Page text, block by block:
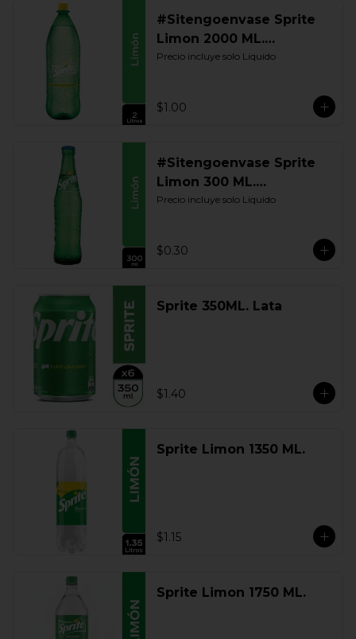
#Sitengoenvase Sprite
Limon 2000 ML.
Retornable
Precio incluye solo Liquido
$1.00
#Sitengoenvase Sprite
Limon 300 ML.
Retornable
Precio incluye solo Liquido
$0.30
Sprite 350ML. Lata
$1.40
Sprite Limon 1350 ML.
$1.15
Sprite Limon 1750 ML.